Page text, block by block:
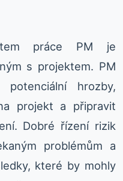
práce PM je
s projektem. PM
hrozby,
projekt a připravit
Dobré řízení rizik
problémům a
které by mohly